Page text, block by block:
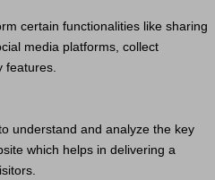
certain functionalities like sharing
media platforms, collect
features.
understand and analyze the key
which helps in delivering a